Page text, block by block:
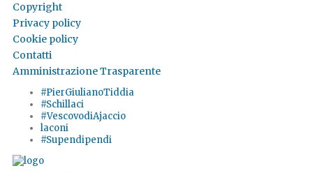
Copyright
Privacy policy
Cookie policy
Contatti
Amministrazione Trasparente
#PierGiulianoTiddia
#Schillaci
#VescovodiAjaccio
laconi
#Supendipendi